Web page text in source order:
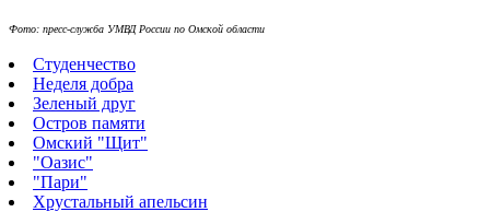
Фото: пресс-служба УМВД России по Омской области
Студенчество
Неделя добра
Зеленый друг
Остров памяти
Омский "Щит"
"Оазис"
"Пари"
Хрустальный апельсин